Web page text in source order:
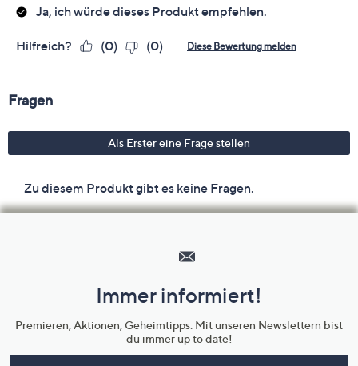
Unternehmensinformationen
Immer informiert!
Premieren, Aktionen, Geheimtipps: Mit unseren Newslettern bist
du immer up to date!